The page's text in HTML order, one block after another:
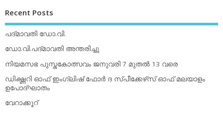
Recent Posts
പദ്മാവതി ഡോ.വി.
ഡോ.വി.പദ്മാവതി അന്തരിച്ചു
നിയമസഭ പുസ്തകോത്സവം ജനുവരി 7 മുതല്‍ 13 വരെ
ഡിക്ഷ്ണറി ഓഫ് ഇംഗ്ലിഷ് ഫോര്‍ ദ സ്പീക്കേഴ്‌സ് ഓഫ് മലയാളം
ഉപോദ്ഘാതം
വേറാക്കൂറ്